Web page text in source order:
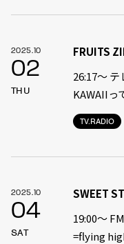
2025.10
02
THU
TV.RADIO
FRUITS
26:17～
KAWAIIっ
2025.10
04
SAT
SWEET
19:00〜
=flying